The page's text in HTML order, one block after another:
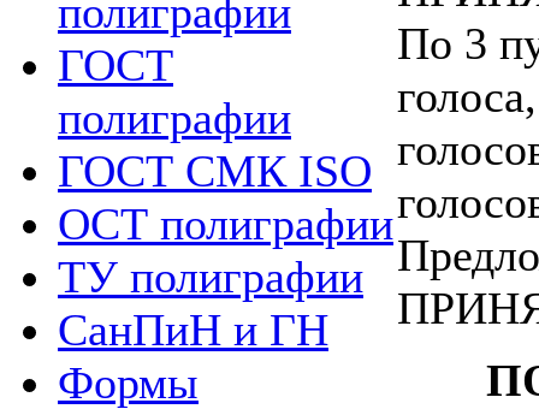
полиграфии
ГОСТ
полиграфии
ГОСТ СМК ISO
ОСТ полиграфии
ТУ полиграфии
СанПиН и ГН
Формы
По 3